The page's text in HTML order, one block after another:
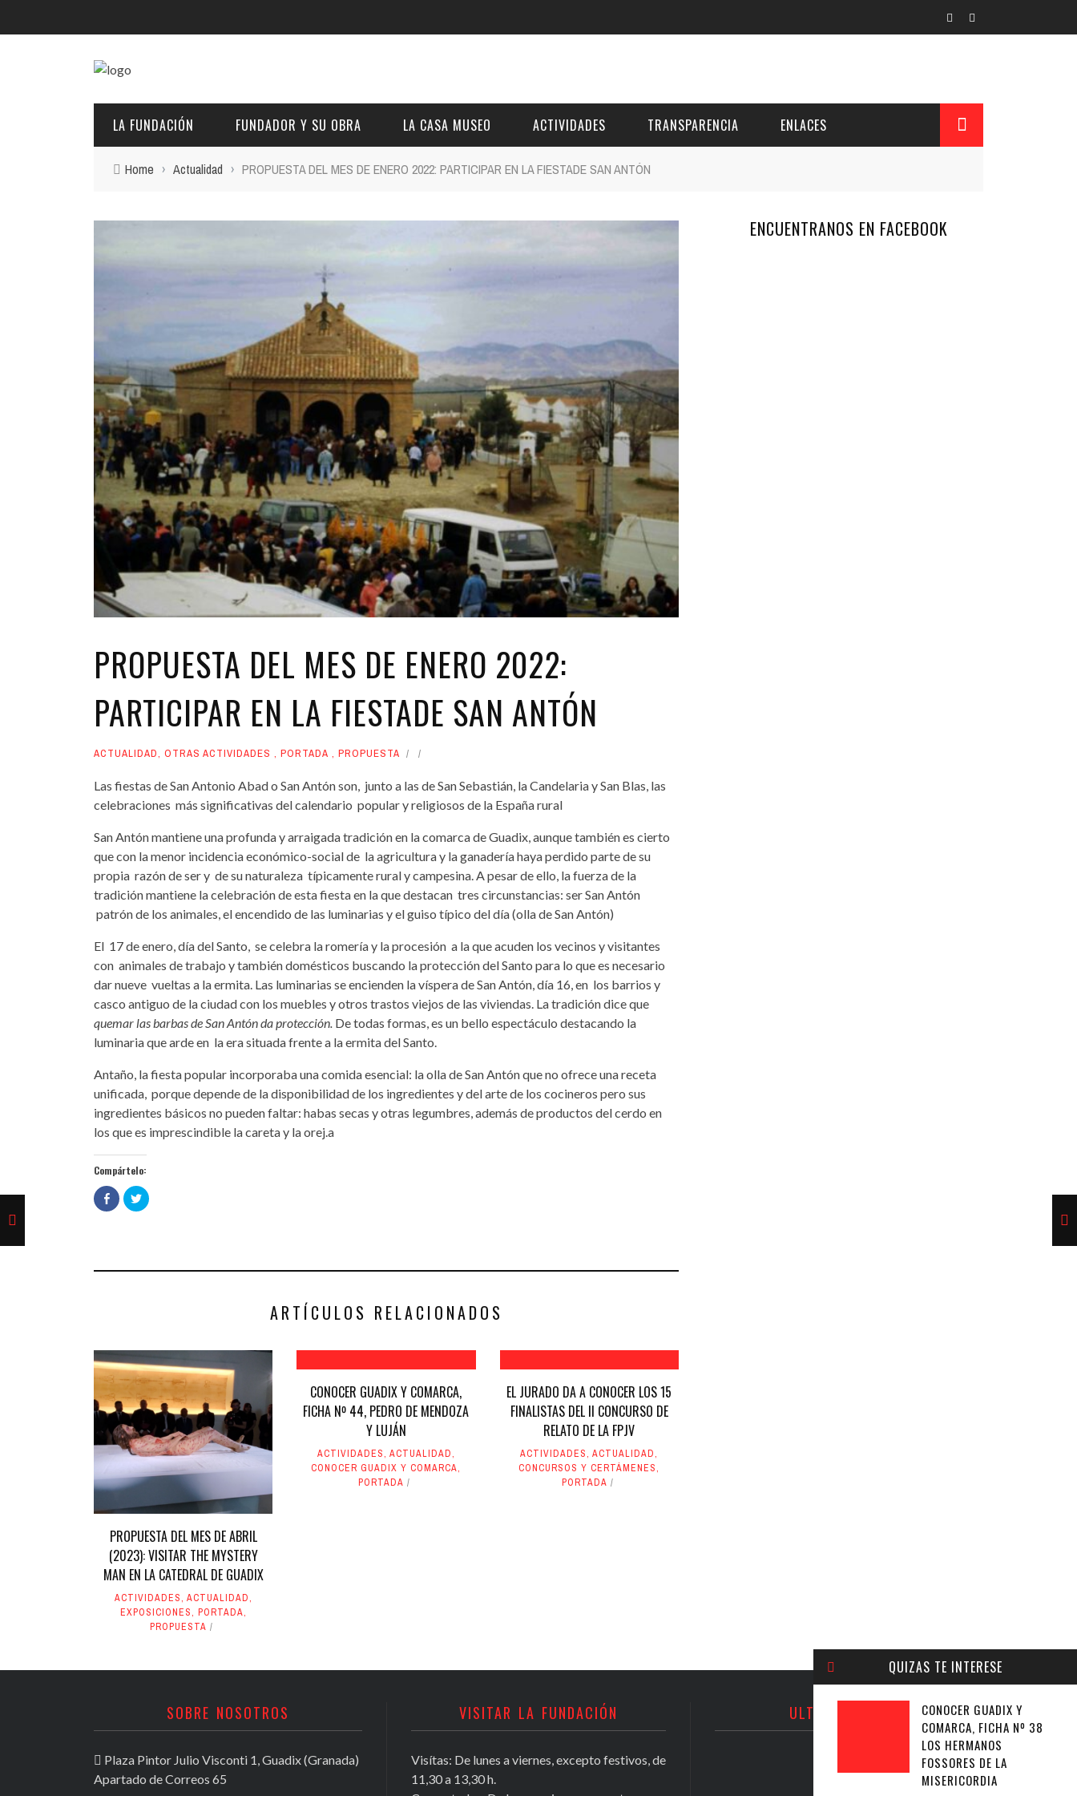
LA FUNDACIÓN
EL PATRONATO: COMPETENCIAS Y COMPOSICIÓN ACTUAL
FUNDADOR Y SU OBRA LA CASA MUSEO
FOTOMONTAJES
ACTIVIDADES
OTRAS ACTIVIDADES DE ÁMBITO COMARCAL Y PROVINCIAL
TRANSPARENCIA
REUNIONES Y ACUERDOS DEL PATRONATO
ENLACES
Home › Actualidad › PROPUESTA DEL MES DE ENERO 2022: PARTICIPAR EN LA FIESTADE SAN ANTÓN
PROPUESTA DEL MES DE ENERO 2022:
PARTICIPAR EN LA FIESTADE SAN ANTÓN
ACTUALIDAD, OTRAS ACTIVIDADES , PORTADA , PROPUESTA
Las fiestas de San Antonio Abad o San Antón son, junto a las de San Sebastián, la Candelaria y San Blas, las
celebraciones más significativas del calendario popular y religiosos de la España rural
San Antón mantiene una profunda y arraigada tradición en la comarca de Guadix, aunque también es cierto
que con la menor incidencia económico-social de la agricultura y la ganadería haya perdido parte de su
propia razón de ser y de su naturaleza típicamente rural y campesina. A pesar de ello, la fuerza de la
tradición mantiene la celebración de esta fiesta en la que destacan tres circunstancias: ser San Antón
patrón de los animales, el encendido de las luminarias y el guiso típico del día (olla de San Antón)
El 17 de enero, día del Santo, se celebra la romería y la procesión a la que acuden los vecinos y visitantes
con animales de trabajo y también domésticos buscando la protección del Santo para lo que es necesario
dar nueve vueltas a la ermita. Las luminarias se encienden la víspera de San Antón, día 16, en los barrios y
casco antiguo de la ciudad con los muebles y otros trastos viejos de las viviendas. La tradición dice que
quemar las barbas de San Antón da protección. De todas formas, es un bello espectáculo destacando la
luminaria que arde en la era situada frente a la ermita del Santo.
Antaño, la fiesta popular incorporaba una comida esencial: la olla de San Antón que no ofrece una receta
unificada, porque depende de la disponibilidad de los ingredientes y del arte de los cocineros pero sus
ingredientes básicos no pueden faltar: habas secas y otras legumbres, además de productos del cerdo en
los que es imprescindible la careta y la orej.a
Compártelo:
Haz
clic
para
en
Haz
clic
en
ARTÍCULOS RELACIONADOS
PROPUESTA DEL MES DE ABRIL
(2023): VISITAR THE MYSTERY
MAN EN LA CATEDRAL DE GUADIX
ACTIVIDADES, ACTUALIDAD,
EXPOSICIONES, PORTADA,
PROPUESTA
CONOCER GUADIX Y COMARCA,
FICHA Nº 44, PEDRO DE MENDOZA
Y LUJÁN
ACTIVIDADES, ACTUALIDAD,
CONOCER GUADIX Y COMARCA,
PORTADA
EL JURADO DA A CONOCER LOS 15
FINALISTAS DEL II CONCURSO DE
RELATO DE LA FPJV
ACTIVIDADES,ACTUALIDAD,
CONCURSOS Y CERTÁMENES,
PORTADA
QUIZAS TE INTERESE
CONOCER GUADIX Y
COMARCA, FICHA Nº 38
LOS HERMANOS
FOSSORES DE LA
MISERICORDIA
ENCUENTRANOS EN FACEBOOK
SOBRE NOSOTROS
Plaza Pintor Julio Visconti 1, Guadix (Granada)
Apartado de Correos 65
VISITAR LA FUNDACIÓN
Visítas: De lunes a viernes, excepto festivos, de
11,30 a 13,30 h.
ULTIMOS TWEETS